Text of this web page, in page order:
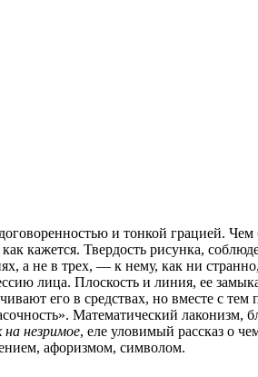
и тонкой грацией.
кажется. Твердость рисунка,
а не в трех, — к нему, как ни
лица. Плоскость и линия, ее
его в средствах, но вместе с
Математический лаконизм,
на незримое, еле уловимый рассказ о
афоризмом, символом.